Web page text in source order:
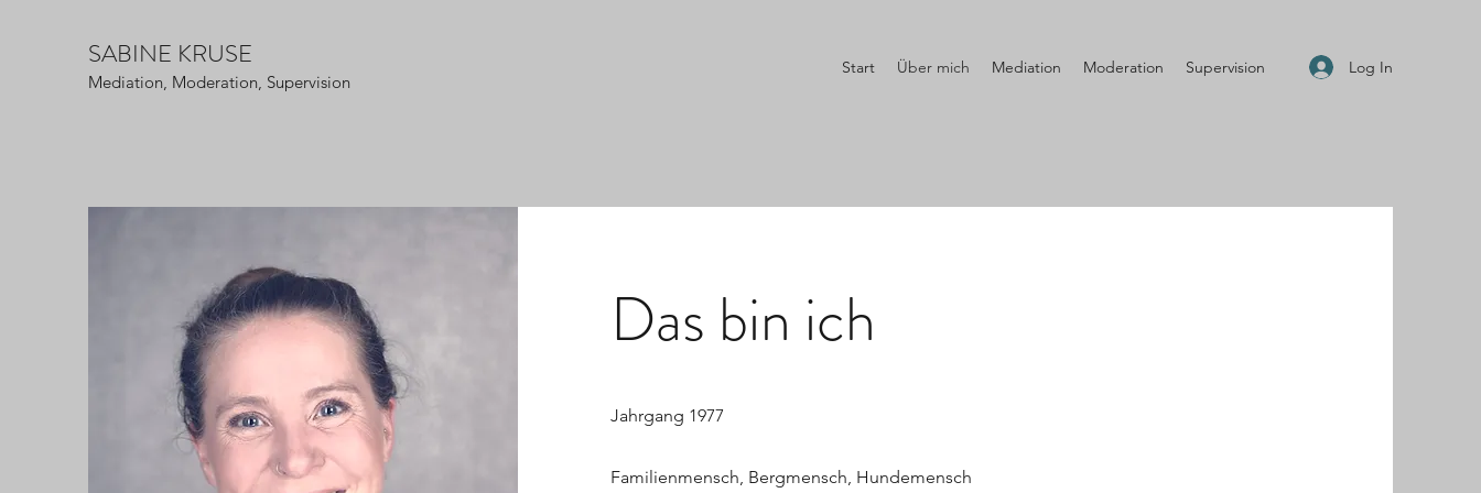
SABINE KRUSE
Mediation, Moderation, Supervision
Start Über mich Mediation Moderation Supervision Log In
Das bin ich
Jahrgang 1977
Familienmensch, Bergmensch, Hundemensch